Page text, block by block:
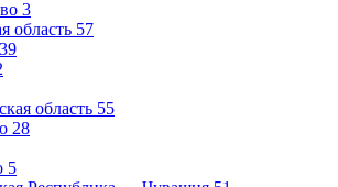
3
область 57
39
область 55
28
5